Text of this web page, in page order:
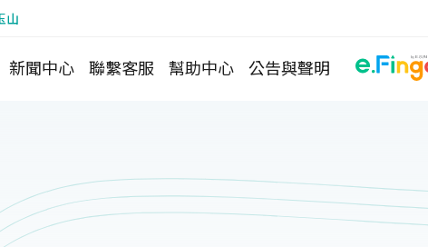
山
新聞中心 聯繫客服 幫助中心 公告與聲明